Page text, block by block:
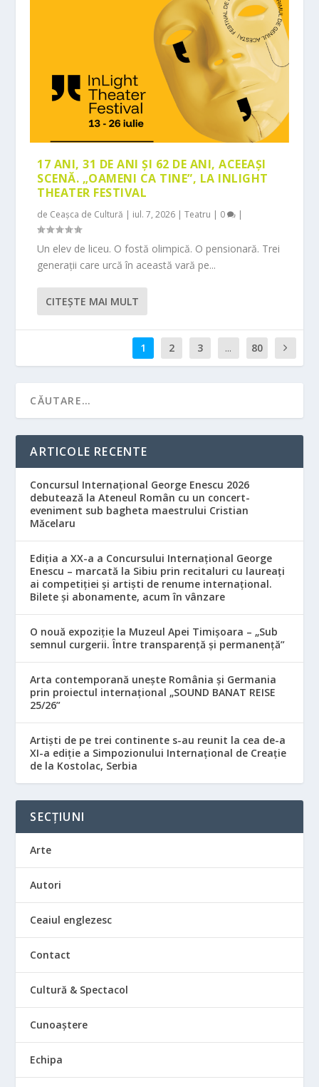
17 ANI, 31 DE ANI ȘI 62 DE ANI, ACEEAȘI
SCENĂ. „OAMENI CA TINE”, LA INLIGHT
THEATER FESTIVAL
de Ceașca de Cultură | iul. 7, 2026 |Teatru | 0 |
Un elev de liceu. O fostă olimpică. O pensionară. Trei
generații care urcă în această vară pe...
CITEŞTE MAI MULT
1 2 3 ... 80
ARTICOLE RECENTE
Concursul Internațional George Enescu 2026
debutează la Ateneul Român cu un concert-
eveniment sub bagheta maestrului Cristian
Măcelaru
Ediția a XX-a a Concursului Internațional George
Enescu – marcată la Sibiu prin recitaluri cu laureați
ai competiției și artiști de renume internațional.
Bilete și abonamente, acum în vânzare
O nouă expoziție la Muzeul Apei Timișoara – „Sub
semnul curgerii. Între transparență și permanență”
Arta contemporană unește România și Germania
prin proiectul internațional „SOUND BANAT REISE
25/26”
Artiști de pe trei continente s-au reunit la cea de-a
XI-a ediție a Simpozionului Internațional de Creație
de la Kostolac, Serbia
SECȚIUNI
Arte
Autori
Ceaiul englezesc
Contact
Cultură & Spectacol
Cunoaștere
Echipa